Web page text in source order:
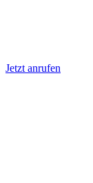
Jetzt anrufen